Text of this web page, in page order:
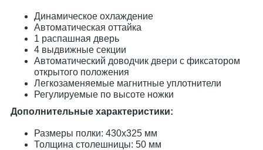
Динамическое охлаждение
Автоматическая оттайка
1 распашная дверь
4 выдвижные секции
Автоматический доводчик двери с фиксатором
открытого положения
Легкозаменяемые магнитные уплотнители
Регулируемые по высоте ножки
Дополнительные характеристики:
Размеры полки: 430х325 мм
Толщина столешницы: 50 мм